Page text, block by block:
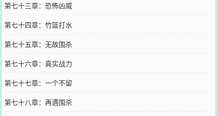
第七十三章：恐怖凶威
第七十四章：竹篮打水
第七十五章：无故围杀
第七十六章：真实战力
第七十七章：一个不留
第七十八章：再遇围杀